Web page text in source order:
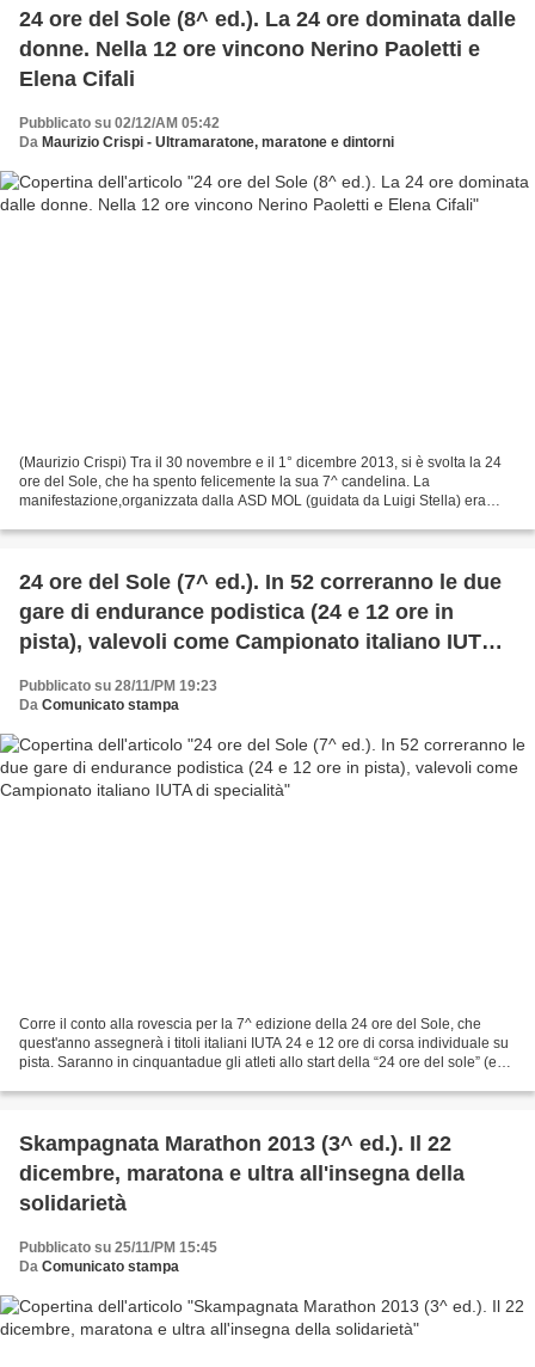
24 ore del Sole (8^ ed.). La 24 ore dominata dalle
donne. Nella 12 ore vincono Nerino Paoletti e
Elena Cifali
Pubblicato su 02/12/AM 05:42
Da Maurizio Crispi - Ultramaratone, maratone e dintorni
(Maurizio Crispi) Tra il 30 novembre e il 1° dicembre 2013, si è svolta la 24
ore del Sole, che ha spento felicemente la sua 7^ candelina. La
manifestazione,organizzata dalla ASD MOL (guidata da Luigi Stella) era
24 ore del Sole (7^ ed.). In 52 correranno le due
gare di endurance podistica (24 e 12 ore in
pista), valevoli come Campionato italiano IUTA
Pubblicato su 28/11/PM 19:23
Da Comunicato stampa
Corre il conto alla rovescia per la 7^ edizione della 24 ore del Sole, che
quest'anno assegnerà i titoli italiani IUTA 24 e 12 ore di corsa individuale su
pista. Saranno in cinquantadue gli atleti allo start della “24 ore del sole” (e
Skampagnata Marathon 2013 (3^ ed.). Il 22
dicembre, maratona e ultra all'insegna della
solidarietà
Pubblicato su 25/11/PM 15:45
Da Comunicato stampa